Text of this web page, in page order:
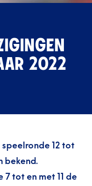
2022
12 tot
bekend.
tot en met 11 de